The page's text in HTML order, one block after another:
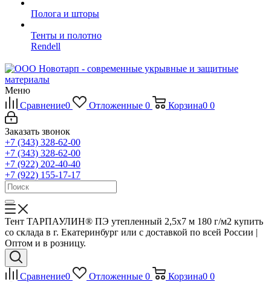
Полога и шторы
Тенты и полотно
Rendell
Меню
Сравнение0 Отложенные 0 Корзина0 0
Заказать звонок
+7 (343) 328-62-00
+7 (343) 328-62-00
+7 (922) 202-40-40
+7 (922) 155-17-17
Тент ТАРПАУЛИН® ПЭ утепленный 2,5х7 м 180 г/м2 купить
со склада в г. Екатеринбург или с доставкой по всей России |
Оптом и в розницу.
Сравнение0 Отложенные 0 Корзина0 0